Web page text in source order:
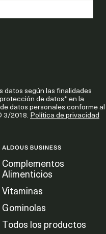
datos según las finalidades
de datos* en la
datos personales conforme al
3/2018. Política de privacidad
ALDOUS BUSINESS
Complementos
Alimenticios
Vitaminas
Gominolas
Todos los productos